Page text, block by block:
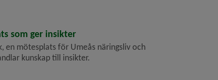
som ger insikter
en mötesplats för Umeås näringsliv och
kunskap till insikter.